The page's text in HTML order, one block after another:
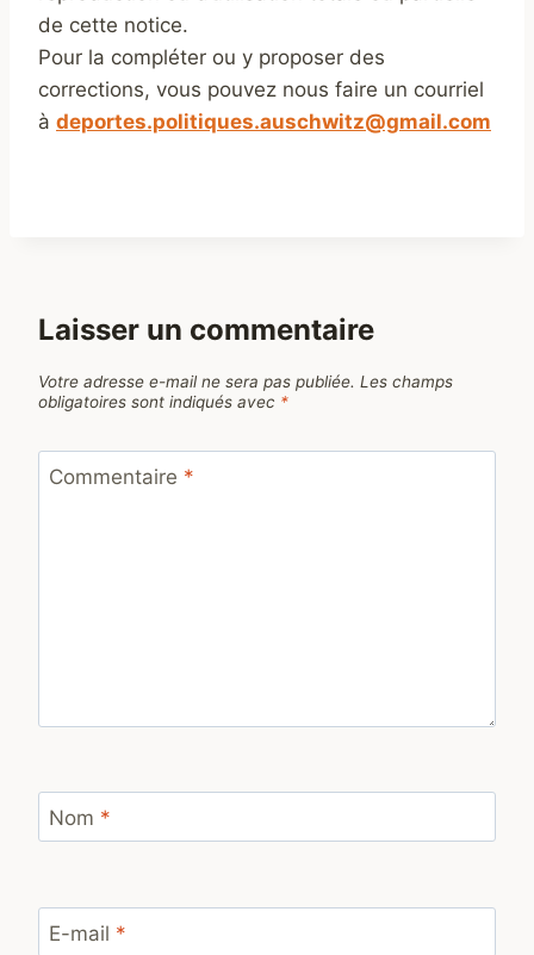
de cette notice.
Pour la compléter ou y proposer des
corrections, vous pouvez nous faire un courriel
à deportes.politiques.auschwitz@gmail.com
Laisser un commentaire
Votre adresse e-mail ne sera pas publiée. Les champs
obligatoires sont indiqués avec *
Commentaire *
Nom *
E-mail *